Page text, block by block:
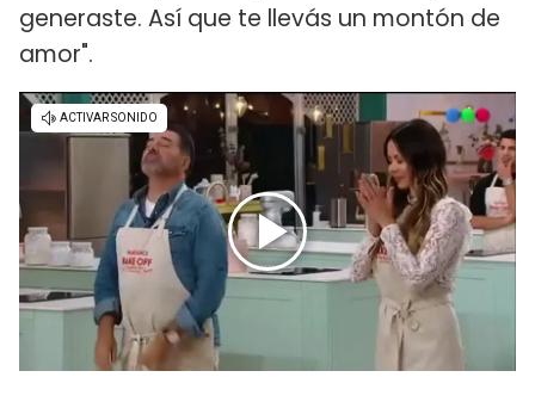
generaste. Así que te llevás un montón de
amor".